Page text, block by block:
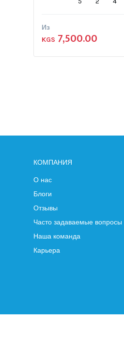
Из
KGS 7,500.00
КОМПАНИЯ
О нас
Блоги
Отзывы
Часто задаваемые вопросы
Наша команда
Карьера